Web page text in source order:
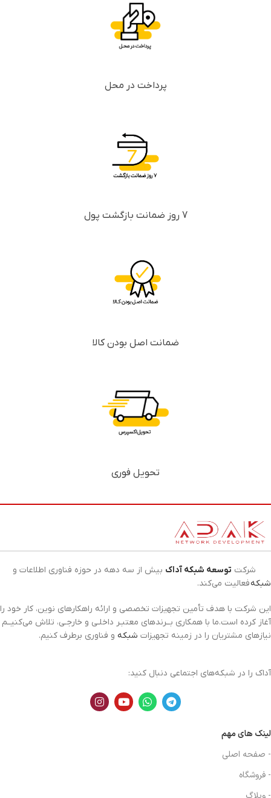
پرداخت در محل
7 روز ضمانت بازگشت پول
ضمانت اصل بودن کالا
تحویل فوری
شرکت توسعه شبکه آداک بیش از سه دهه در حوزه فناوری اطلاعات و
شبکهفعالیت می‌کند.
این شرکت با هدف تأمین تجهیزات تخصصی و ارائه راهکارهای نوین، کار خود را
آغاز کرده است.ما با همکاری بــرندهای معتبـر داخلـی و خارجـی، تلاش می‌کنیــم
نیازهای مشتریان را در زمینه تجهیزات شبکه و فناوری برطرف کنیم.
آداک را در شبکه‌های اجتماعی دنبال کنید:
لینک های مهم
- صفحه اصلی
- فروشگاه